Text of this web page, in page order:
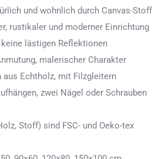
und wohnlich durch Canvas-Stoff
rustikaler und moderner Einrichtung
keine lästigen Reflektionen
malerischer Charakter
aus Echtholz, mit Filzgleitern
zwei Nägel oder Schrauben
Stoff) sind FSC- und Oeko-tex